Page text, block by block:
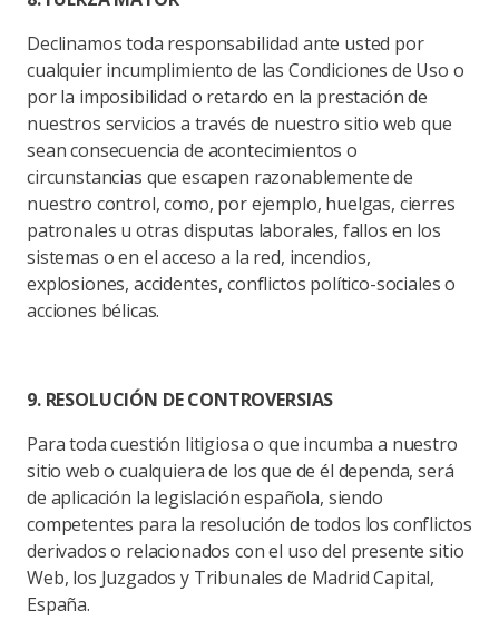
Declinamos toda responsabilidad ante usted por
cualquier incumplimiento de las Condiciones de Uso o
por la imposibilidad o retardo en la prestación de
nuestros servicios a través de nuestro sitio web que
sean consecuencia de acontecimientos o
circunstancias que escapen razonablemente de
nuestro control, como, por ejemplo, huelgas, cierres
patronales u otras disputas laborales, fallos en los
sistemas o en el acceso a la red, incendios,
explosiones, accidentes, conflictos político-sociales o
acciones bélicas.
9. RESOLUCIÓN DE CONTROVERSIAS
Para toda cuestión litigiosa o que incumba a nuestro
sitio web o cualquiera de los que de él dependa, será
de aplicación la legislación española, siendo
competentes para la resolución de todos los conflictos
derivados o relacionados con el uso del presente sitio
Web, los Juzgados y Tribunales de Madrid Capital,
España.